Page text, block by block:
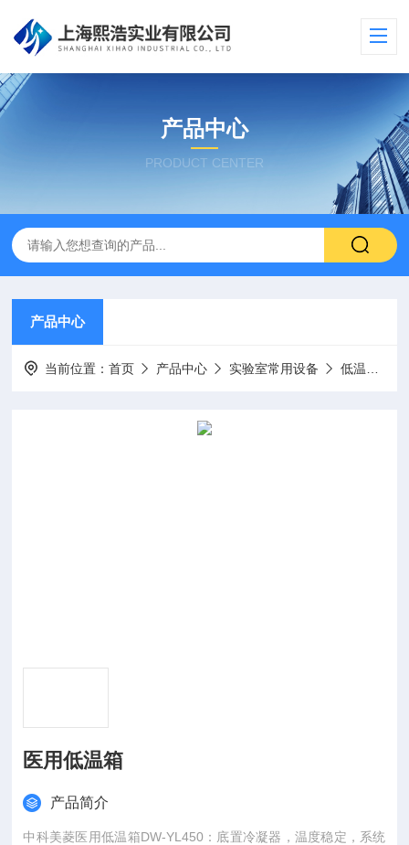
产品中心
PRODUCT CENTER
产品中心
当前位置：首页 产品中心 实验室常用设备 低温恒温保存箱
医用低温箱
产品简介
中科美菱医用低温箱DW-YL450：底置冷凝器，温度稳定，系统